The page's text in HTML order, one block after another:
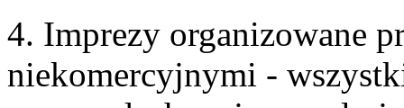
4. Imprezy organizowane
niekomercyjnymi -